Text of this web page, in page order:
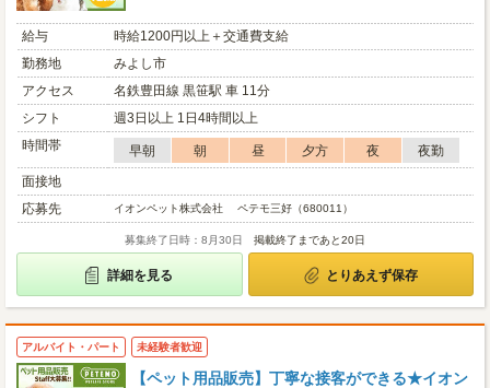
給与
時給1200円以上＋交通費支給
勤務地
みよし市
アクセス
名鉄豊田線 黒笹駅 車 11分
シフト
週3日以上 1日4時間以上
時間帯
早朝 朝 昼 夕方 夜
夜勤
面接地
応募先
イオンペット株式会社 ペテモ三好（680011）
募集終了日時：8月30日 掲載終了まであと20日
詳細を見る とりあえず保存
アルバイト・パート 未経験者歓迎
【ペット用品販売】丁寧な接客ができる★イオン